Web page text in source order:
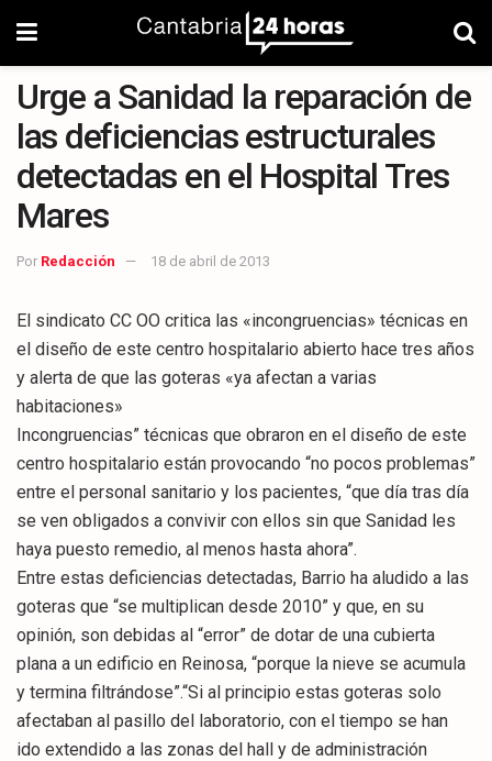
Urge a Sanidad la reparación de
las deficiencias estructurales
detectadas en el Hospital Tres
Mares
Por Redacción 18 de abril de 2013
El sindicato CC OO critica las «incongruencias» técnicas en
el diseño de este centro hospitalario abierto hace tres años
y alerta de que las goteras «ya afectan a varias
habitaciones»
Incongruencias” técnicas que obraron en el diseño de este
centro hospitalario están provocando “no pocos problemas”
entre el personal sanitario y los pacientes, “que día tras día
se ven obligados a convivir con ellos sin que Sanidad les
haya puesto remedio, al menos hasta ahora”.
Entre estas deficiencias detectadas, Barrio ha aludido a las
goteras que “se multiplican desde 2010” y que, en su
opinión, son debidas al “error” de dotar de una cubierta
plana a un edificio en Reinosa, “porque la nieve se acumula
y termina filtrándose”.“Si al principio estas goteras solo
afectaban al pasillo del laboratorio, con el tiempo se han
ido extendido a las zonas del hall y de administración